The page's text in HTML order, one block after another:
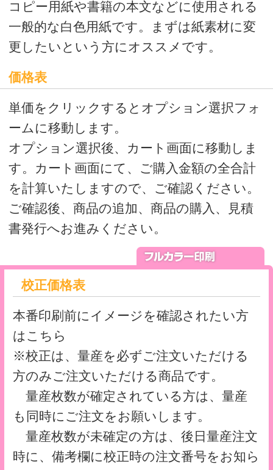
オプション選択後、カート画面に移動しま
す。カート画面にて、ご購入金額の全合計
を計算いたしますので、ご確認ください。
ご確認後、商品の追加、商品の購入、見積
校正価格表
本番印刷前にイメージを確認されたい方
はこちら
※校正は、量産を必ずご注文いただける
方のみご注文いただける商品です。
量産枚数が確定されている方は、量産
も同時にご注文をお願いします。
量産枚数が未確定の方は、後日量産注文
時に、備考欄に校正時の注文番号をお知ら
本機色校正について
価格表
サイズ・仕様
■サイズ：A4 用（220mm×310mm）
■印刷：UVオフセット印刷
■加工：抜き・貼り
■荷姿：500枚／箱
※上質紙への印刷は、お手持ちのプリンタ